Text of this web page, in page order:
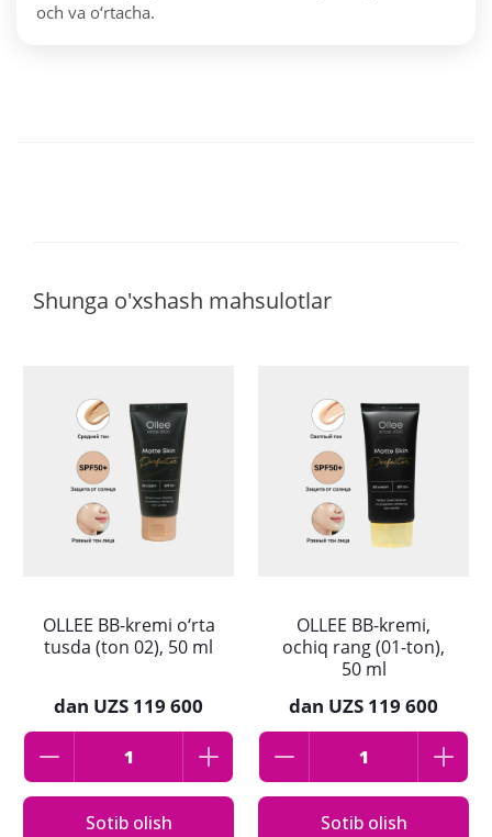
och va o‘rtacha.
Shunga o'xshash mahsulotlar
OLLEE BB-kremi o‘rta
tusda (ton 02), 50 ml
dan UZS 119 600
Sotib olish
OLLEE BB-kremi,
ochiq rang (01-ton),
50 ml
dan UZS 119 600
Sotib olish